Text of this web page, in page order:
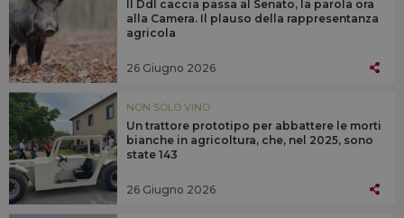
Il Ddl caccia passa al Senato, la parola ora
alla Camera. Il plauso della rappresentanza
agricola
26 Giugno 2026
NON SOLO VINO
Un trattore prototipo per abbattere le morti
bianche in agricoltura, che, nel 2025, sono
state 143
26 Giugno 2026